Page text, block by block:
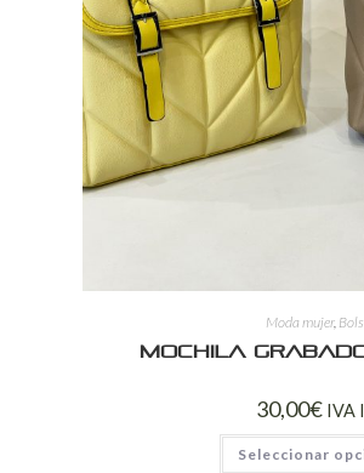
Moda mujer,
Mochila
30,00€ IVA
Seleccionar